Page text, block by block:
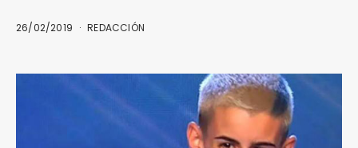
26/02/2019 REDACCIÓN